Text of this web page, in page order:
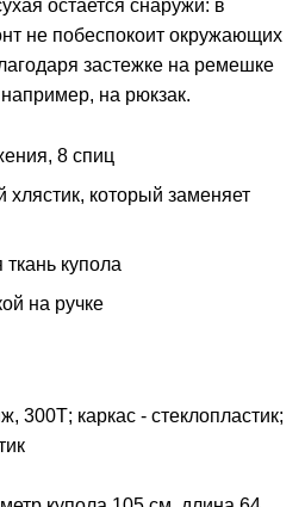
остается снаружи: в
не побеспокоит окружающих
застежке на ремешке
на рюкзак.
8 спиц
который заменяет
купола
на ручке
300Т; каркас - стеклопластик;